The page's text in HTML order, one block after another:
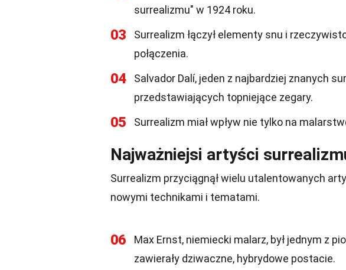
surrealizmu" w 1924 roku.
03
Surrealizm łączył elementy snu i
połączenia.
04
Salvador Dalí, jeden z najbardziej znanych
przedstawiających topniejące zegary.
05 Surrealizm miał wpływ nie tylko na
Najważniejsi artyści
Surrealizm przyciągnął wielu utalentowanych
nowymi technikami i tematami.
06
Max Ernst, niemiecki malarz, był jednym z
zawierały dziwaczne, hybrydowe postacie.